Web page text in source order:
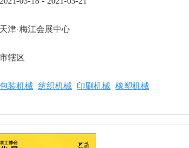
天津·梅江会展中心
市辖区
包装机械 纺织机械 印刷机械 橡塑机械